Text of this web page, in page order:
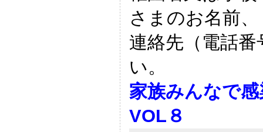
さまのお名前、
連絡先（電話
い。
家族みんなで
VOL８